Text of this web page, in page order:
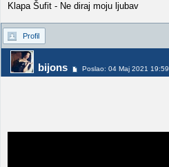
Klapa Šufit - Ne diraj moju ljubav
Profil
bijons Poslao: 04 Maj 2021 19:59